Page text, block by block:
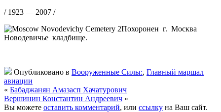
/ 1923 — 2007 /
Похоронен г. Москва
Новодевичье кладбище.
Опубликовано в Вооруженные Силы:, Главный маршал
авиации
« Бабаджанян Амазасп Хачатурович
Вершинин Константин Андреевич »
Вы можете оставить комментарий, или ссылку на Ваш сайт.